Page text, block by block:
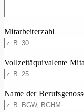
Mitarbeiterzahl
Vollzeitäquivalente
Name der